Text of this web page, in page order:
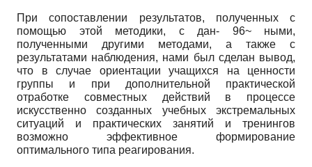
При сопоставлении результатов, полученных с
помощью этой методики, с дан- 96~ ными,
полученными другими методами, а также с
результатами наблюдения, нами был сделан вывод,
что в случае ориентации учащихся на ценности
группы и при дополнительной практической
отработке совместных действий в процессе
искусственно созданных учебных экстремальных
ситуаций и практических занятий и тренингов
возможно эффективное формирование
оптимального типа реагирования.